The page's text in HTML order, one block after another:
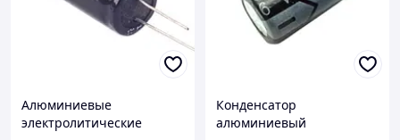
Алюминиевые
электролитические
Конденсатор
алюминиевый